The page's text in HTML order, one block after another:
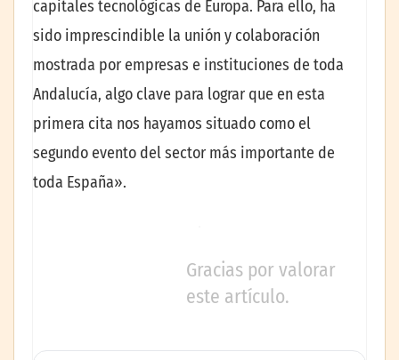
capitales tecnológicas de Europa. Para ello, ha
sido imprescindible la unión y colaboración
mostrada por empresas e instituciones de toda
Andalucía, algo clave para lograr que en esta
primera cita nos hayamos situado como el
segundo evento del sector más importante de
toda España».
Gracias por valorar
este artículo.